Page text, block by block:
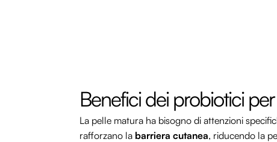
Benefici dei probiotici
La pelle matura ha bisogno di attenzioni
rafforzano la barriera cutanea, riducendo la